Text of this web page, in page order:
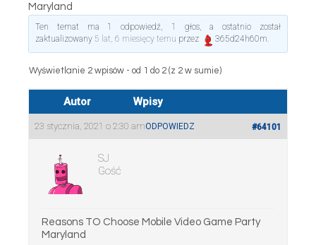
Maryland
Ten temat ma 1 odpowiedź, 1 głos, a ostatnio został
zaktualizowany 5 lat, 6 miesięcy temu przez 365d24h60m.
Wyświetlanie 2 wpisów - od 1 do 2 (z 2 w sumie)
Autor Wpisy
23 stycznia, 2021 o 2:30 am #64101
ODPOWIEDZ
SJ
Gość
Reasons TO Choose Mobile Video Game Party
Maryland